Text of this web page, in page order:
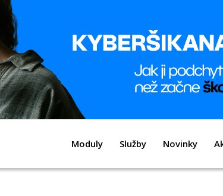
Moduly Služby Novinky